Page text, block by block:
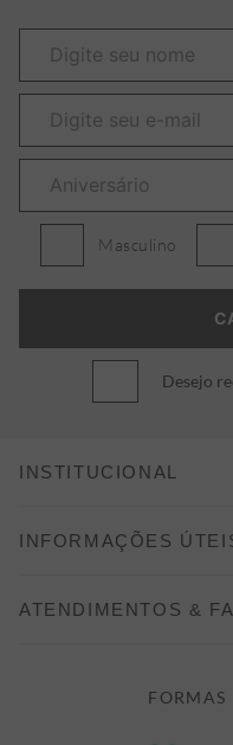
Masculino
Desejo
INSTITUCIONAL
CONHEÇA A ALEATORY
INFORMAÇÕES
FORMAS DE PAGAMENTO
ATENDIMENTOS &
FORMAS